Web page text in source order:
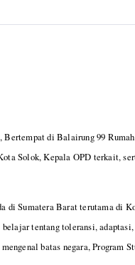
di Balairung 99
Solok, Kepala OPD terkait,
di Sumatera Barat terutama di
tentang toleransi, adaptasi,
batas negara, Program